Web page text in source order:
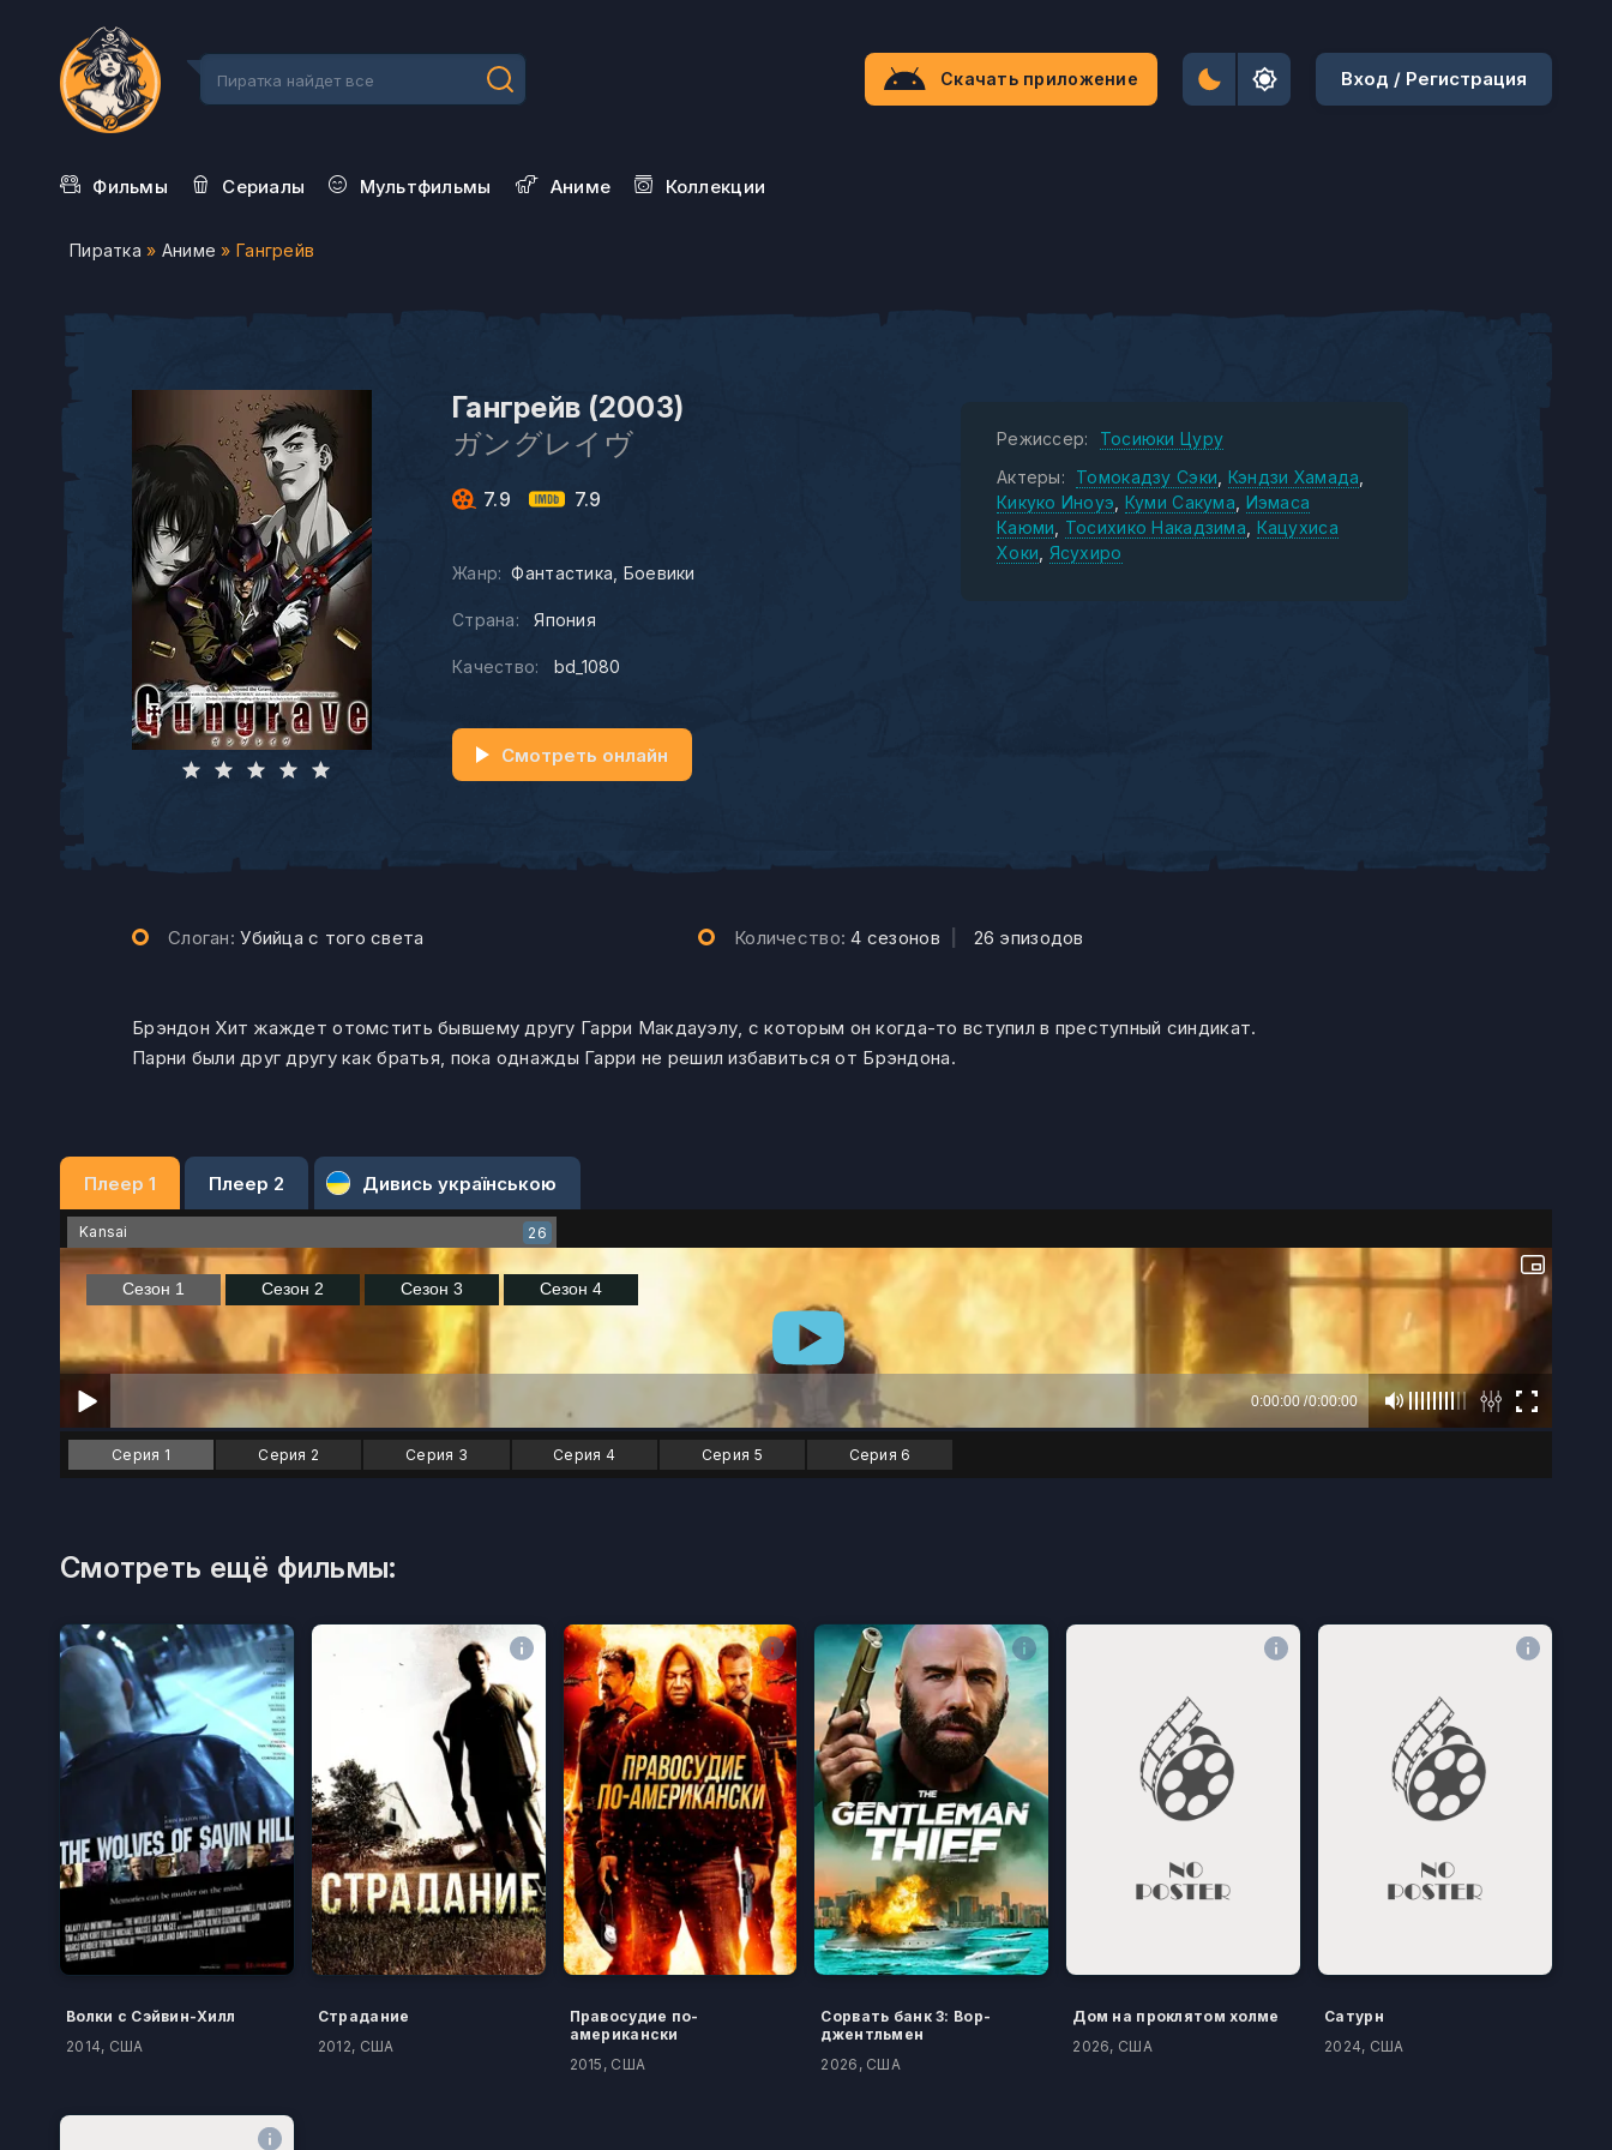
Скачать приложение Вход / Регистрация
Фильмы Сериалы Мультфильмы Aниме Коллекции
Пиратка » Аниме » Гангрейв
Гангрейв (2003)
ガングレイヴ
7.9 7.9
Жанр: Фантастика Боевики
Страна: Япония
Качество: bd_1080
Смотреть онлайн
Режиссер:
Тосиюки Цуру
Актеры:
Томокадзу Сэки Кэндзи Хамада
Кикуко Иноуэ Куми Сакума Иэмаса
Каюми
Тосихико Накадзима Кацухиса
Хоки
Ясухиро
Слоган: Убийца с того света Количество:4 сезонов 26 эпизодов
Брэндон Хит жаждет отомстить бывшему другу Гарри Макдауэлу, с которым он когда-то вступил в преступный синдикат.
Парни были друг другу как братья, пока однажды Гарри не решил избавиться от Брэндона.
Плеер 1 Плеер 2 Дивись українською
Kansai 26
Серия 1 Серия 2 Серия 3 Серия 4 Серия 5 Серия 6
Смотреть ещё фильмы:
Волки с Сэйвин-Хилл
2014, США
Страдание
2012, США
Правосудие по-
американски
2015, США
Сорвать банк 3: Вор-
джентльмен
2026, США
Дом на проклятом холме
2026, США
Сатурн
2024, США